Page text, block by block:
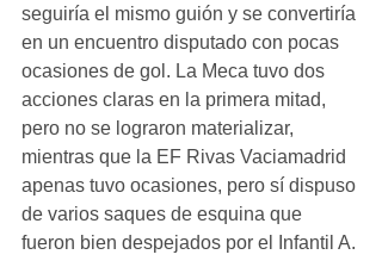
seguiría el mismo guión y se convertiría
en un encuentro disputado con pocas
ocasiones de gol. La Meca tuvo dos
acciones claras en la primera mitad,
pero no se lograron materializar,
mientras que la EF Rivas Vaciamadrid
apenas tuvo ocasiones, pero sí dispuso
de varios saques de esquina que
fueron bien despejados por el Infantil A.